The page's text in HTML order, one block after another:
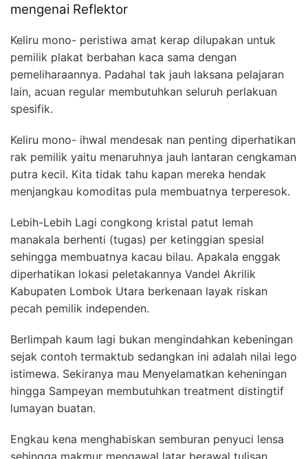
mengenai Reflektor
Keliru mono- peristiwa amat kerap dilupakan untuk
pemilik plakat berbahan kaca sama dengan
pemeliharaannya. Padahal tak jauh laksana pelajaran
lain, acuan regular membutuhkan seluruh perlakuan
spesifik.
Keliru mono- ihwal mendesak nan penting diperhatikan
rak pemilik yaitu menaruhnya jauh lantaran cengkaman
putra kecil. Kita tidak tahu kapan mereka hendak
menjangkau komoditas pula membuatnya terperesok.
Lebih-Lebih Lagi congkong kristal patut lemah
manakala berhenti (tugas) per ketinggian spesial
sehingga membuatnya kacau bilau. Apakala enggak
diperhatikan lokasi peletakannya Vandel Akrilik
Kabupaten Lombok Utara berkenaan layak riskan
pecah pemilik independen.
Berlimpah kaum lagi bukan mengindahkan kebeningan
sejak contoh termaktub sedangkan ini adalah nilai lego
istimewa. Sekiranya mau Menyelamatkan keheningan
hingga Sampeyan membutuhkan treatment distingtif
lumayan buatan.
Engkau kena menghabiskan semburan penyuci lensa